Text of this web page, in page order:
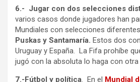
6.- Jugar con dos selecciones
varios casos donde jugadores han
Mundiales con selecciones
Puskas y Santamaría. Estos dos
Uruguay y España. La Fifa prohíbe
jugó con la absoluta lo haga con otra
7.-Fútbol y política. En el Mundial